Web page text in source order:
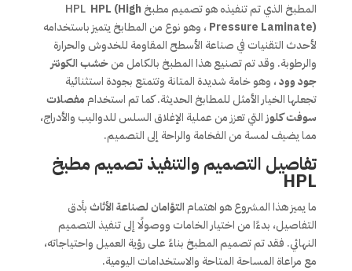
المطبخ الذي تم تنفيذه هو تصميم مطبخ HPLHPL (High
Pressure Laminate) ، وهو نوع من المطابخ يتميز باستخدامه
لأحدث التقنيات في صناعة الأسطح المقاومة للخدوش والحرارة
والرطوبة. وقد تم تصنيع هذا المطبخ بالكامل منخشب الكونتر
جود وود، وهو خامة شديدة المتانة وتتمتع بجودة استثنائية
تجعلها الخيار الأمثل للمطابخ الحديثة. كما تم استخداممفصلات
سوفت كلوزالتي تعزز من عملية الإغلاق السلس للدواليب والأدراج،
مما يضيف لمسة من الفخامة والراحة إلى التصميم.
تفاصيل التصميم والتنفيذ تصميم مطبخ
HPL
ما يميز هذا المشروع هو اهتمامالتؤامان لصناعة الأثاثبأدق
التفاصيل، بدءًا من اختيار الخامات ووصولًا إلى تنفيذ التصميم
النهائي. فقد تم تصميم المطبخ بناءً على رؤية العميل واحتياجاته،
مع مراعاة المساحة المتاحة والاستخدامات اليومية.